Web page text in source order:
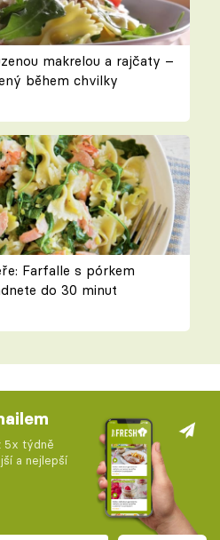
makrelou a rajčaty –
během chvilky
Farfalle s pórkem
do 30 minut
5x týdně
a nejlepší